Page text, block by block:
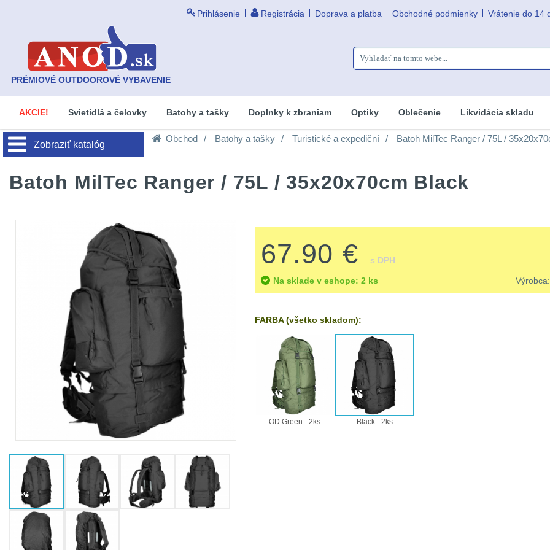
Prihlásenie Registrácia Doprava a platba Obchodné podmienky Vrátenie do 14
PRÉMIOVÉ OUTDOOROVÉ VYBAVENIE
AKCIE! Svietidlá a čelovky Batohy a tašky Doplnky k zbraniam Optiky Oblečenie Likvidácia skladu
Zobraziť katalóg
Obchod Batohy a tašky Turistické a expediční Batoh MilTec Ranger / 75L /
Batoh MilTec Ranger / 75L / 35x20x70cm Black
67.90 € s DPH
Na sklade v eshope: 2 ks Výrobca:
FARBA (všetko skladom):
OD Green - 2ks Black - 2ks